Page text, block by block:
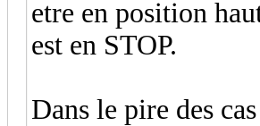
etre en position
est en STOP.
Dans le pire des